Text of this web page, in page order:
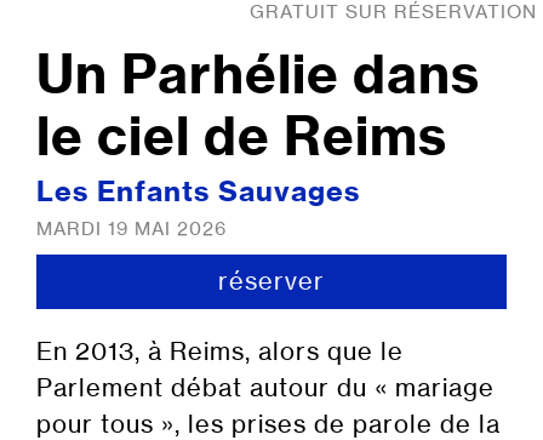
Un Parhélie dans
le ciel de Reims
Les Enfants Sauvages
MARDI 19 MAI 2026
réserver
En 2013, à Reims, alors que le
Parlement débat autour du « mariage
pour tous », les prises de parole de la
GRATUIT SUR RÉSERVATION